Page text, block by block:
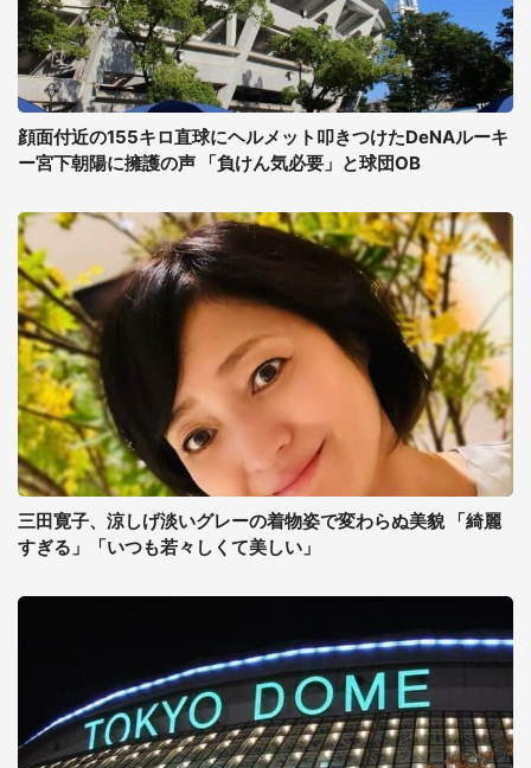
顔面付近の155キロ直球にヘルメット叩きつけたDeNAルーキ
ー宮下朝陽に擁護の声 「負けん気必要」と球団OB
三田寛子、涼しげ淡いグレーの着物姿で変わらぬ美貌 「綺麗
すぎる」「いつも若々しくて美しい」